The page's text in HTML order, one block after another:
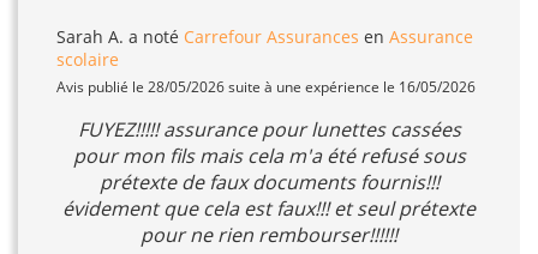
Sarah A. a noté Carrefour Assurances en Assurance
scolaire
Avis publié le 28/05/2026 suite à une expérience le 16/05/2026
FUYEZ!!!!! assurance pour lunettes cassées
pour mon fils mais cela m'a été refusé sous
prétexte de faux documents fournis!!!
évidement que cela est faux!!! et seul prétexte
pour ne rien rembourser!!!!!!